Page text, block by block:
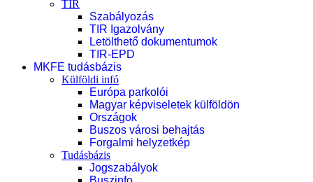
TIR
Szabályozás
TIR Igazolvány
Letölthető dokumentumok
TIR-EPD
MKFE tudásbázis
Külföldi infó
Európa parkolói
Magyar képviseletek külföldön
Országok
Buszos városi behajtás
Forgalmi helyzetkép
Tudásbázis
Jogszabályok